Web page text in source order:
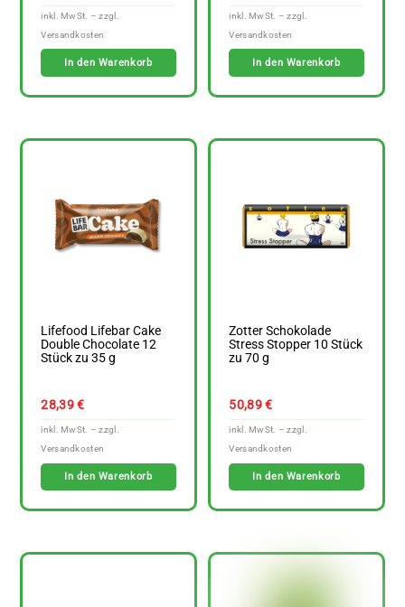
In den Warenkorb In den Warenkorb
Lifefood Lifebar Cake
Double Chocolate 12
Stück zu 35 g
28,39€
In den Warenkorb
Zotter Schokolade
Stress Stopper 10 Stück
zu 70 g
50,89€
In den Warenkorb